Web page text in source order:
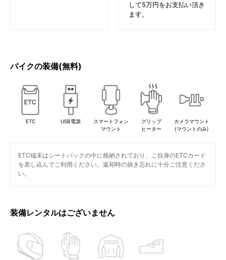
して5万円をお支払い頂き
ます。
バイクの装備(無料)
ETC USB電源
スマートフォン
マウント
グリップ
ヒーター
カメラマウント
(マウントのみ)
ETC端末はシートバックの中に格納されており、ご自身のETCカード
を差し込んでご利用ください。返却時の抜き忘れに十分ご注意くださ
い。
装備レンタルはございません